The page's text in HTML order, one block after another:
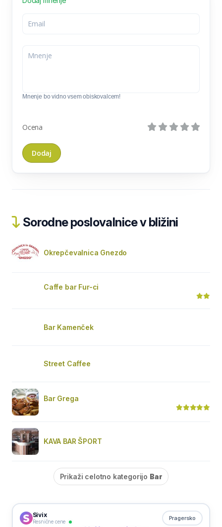
Mnenje bo vidno vsem obiskovalcem!
Ocena
Sorodne poslovalnice v bližini
Okrepčevalnica Gnezdo
Caffe bar Fur-ci
Bar Kamenček
Street Caffee
Bar Grega
KAVA BAR ŠPORT
Prikaži celotno kategorijo Bar
Sivix
Resnične cene
Pragersko